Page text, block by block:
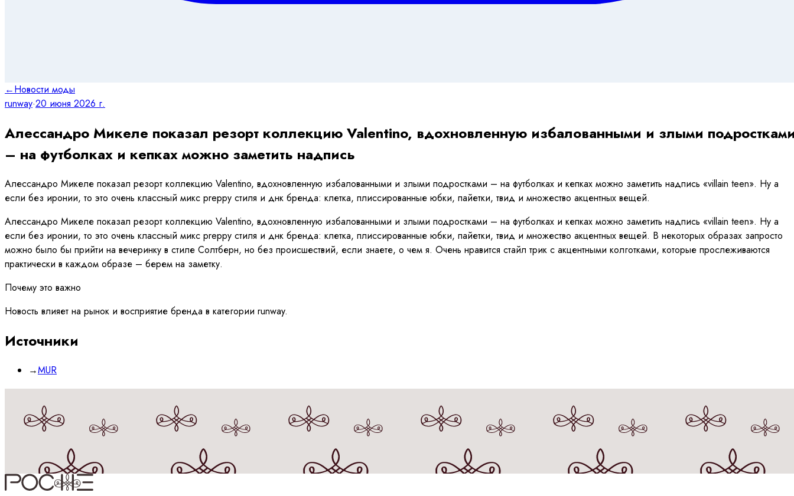
←Новости моды
runway·20 июня 2026 г.
Алессандро Микеле показал резорт коллекцию Valentino, вдохновленную избалованными и злыми
– на футболках и кепках можно заметить надпись
Алессандро Микеле показал резорт коллекцию Valentino, вдохновленную избалованными и злыми подростками – на футболках и кепках можно заметить надпись «villain teen». Ну а
если без иронии, то это очень классный микс preppy стиля и днк бренда: клетка, плиссированные юбки, пайетки, твид и множество акцентных вещей.
Алессандро Микеле показал резорт коллекцию Valentino, вдохновленную избалованными и злыми подростками – на футболках и кепках можно заметить надпись «villain teen». Ну а
если без иронии, то это очень классный микс preppy стиля и днк бренда: клетка, плиссированные юбки, пайетки, твид и множество акцентных вещей. В некоторых образах запросто
можно было бы прийти на вечеринку в стиле Солтберн, но без происшествий, если знаете, о чем я. Очень нравится стайл трик с акцентными колготками, которые прослеживаются
практически в каждом образе – берем на заметку.
Почему это важно
Новость влияет на рынок и восприятие бренда в категории runway.
Источники
→MUR
Принимаюполитикуобработки данных